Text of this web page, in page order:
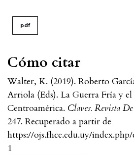
Cómo citar
Walter, K. (2019). Roberto
Arriola (Eds). La Guerra Fría y
Centroamérica. Claves. Revista
247. Recuperado a partir de
https://ojs.fhce.edu.uy/
1
pdf